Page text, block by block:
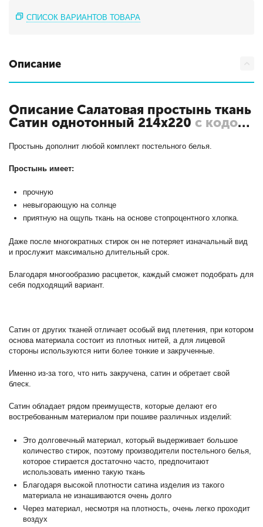
СПИСОК ВАРИАНТОВ ТОВАРА
Описание
Описание Салатовая простынь ткань
Сатин однотонный 214х220 с кодом
Простынь дополнит любой комплект постельного белья.
Простынь имеет:
прочную
невыгорающую на солнце
приятную на ощупь ткань на основе стопроцентного хлопка.
Даже после многократных стирок он не потеряет изначальный вид
и прослужит максимально длительный срок.
Благодаря многообразию расцветок, каждый сможет подобрать для
себя подходящий вариант.
Сатин от других тканей отличает особый вид плетения, при котором
основа материала состоит из плотных нитей, а для лицевой
стороны используются нити более тонкие и закрученные.
Именно из-за того, что нить закручена, сатин и обретает свой
блеск.
Сатин обладает рядом преимуществ, которые делают его
востребованным материалом при пошиве различных изделий:
Это долговечный материал, который выдерживает большое
количество стирок, поэтому производители постельного белья,
которое стирается достаточно часто, предпочитают
использовать именно такую ткань
Благодаря высокой плотности сатина изделия из такого
материала не изнашиваются очень долго
Через материал, несмотря на плотность, очень легко проходит
воздух